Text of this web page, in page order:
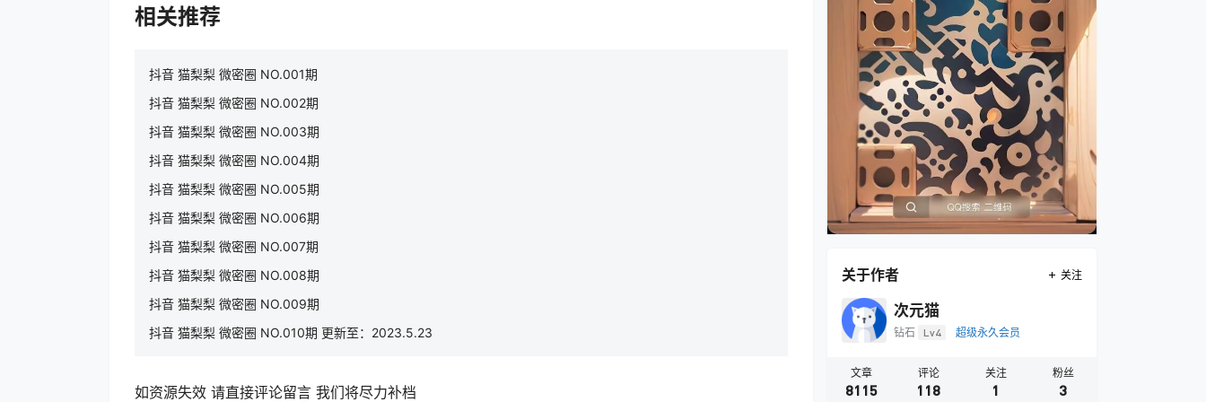
相关推荐
抖音 猫梨梨 微密圈 NO.001期
抖音 猫梨梨 微密圈 NO.002期
抖音 猫梨梨 微密圈 NO.003期
抖音 猫梨梨 微密圈 NO.004期
抖音 猫梨梨 微密圈 NO.005期
抖音 猫梨梨 微密圈 NO.006期
抖音 猫梨梨 微密圈 NO.007期
抖音 猫梨梨 微密圈 NO.008期
抖音 猫梨梨 微密圈 NO.009期
抖音 猫梨梨 微密圈 NO.010期 更新至：2023.5.23
如资源失效 请直接评论留言 我们将尽力补档
关于作者 关注
次元猫
钻石 Lv4 超级永久会员
文章
8115
评论
118
关注
1
粉丝
3